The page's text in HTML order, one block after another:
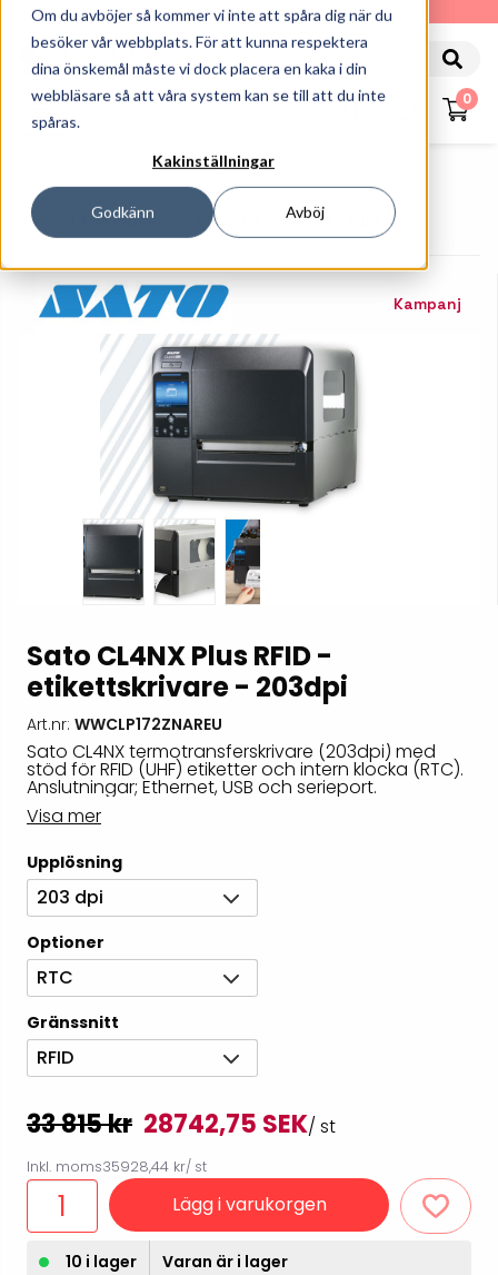
Om du avböjer så kommer vi inte att spåra dig när du
besöker vår webbplats. För att kunna respektera
dina önskemål måste vi dock placera en kaka i din
webbläsare så att våra system kan se till att du inte
spåras.
Kakinställningar
Godkänn Avböj
010-162 61 90
0
Skrivare
Etikettskrivare
Etikettskrivare För Industri
Sato CL4NX Plus RFID - Etikettskrivare - 203dpi
Kampanj
Sato CL4NX Plus RFID -
etikettskrivare - 203dpi
Art.nr: WWCLP172ZNAREU
Sato CL4NX termotransferskrivare (203dpi) med
stöd för RFID (UHF) etiketter och intern klocka (RTC).
Anslutningar; Ethernet, USB och serieport.
Visa mer
Upplösning
203 dpi
Optioner
RTC
Gränssnitt
RFID
33 815 kr 28742,75 SEK/ st
Inkl. moms35928,44 kr/ st
Lägg i varukorgen
10 i lager Varan är i lager